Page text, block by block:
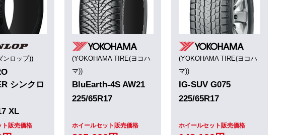
ンロップ))
シンクロ
XL
ト販売価格
(YOKOHAMA TIRE(ヨコハ
マ))
BluEarth-4S AW21
225/65R17
ホイールセット販売価格
(YOKOHAMA TIRE(ヨコハ
マ))
IG-SUV G075
225/65R17
ホイールセット販売価格